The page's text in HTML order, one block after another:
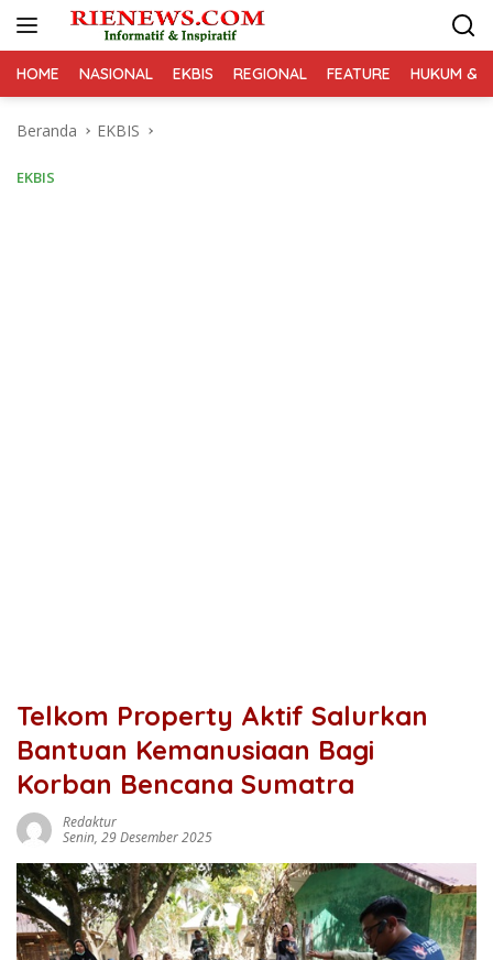
HOME NASIONAL EKBIS REGIONAL FEATURE HUKUM &
Beranda EKBIS
EKBIS
Telkom Property Aktif Salurkan
Bantuan Kemanusiaan Bagi
Korban Bencana Sumatra
Redaktur
Senin, 29 Desember 2025